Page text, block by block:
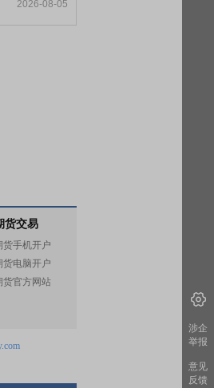
2026-08-05
货交易
货手机开户
货电脑开户
货官方网站
涉企
举报
意见
反馈